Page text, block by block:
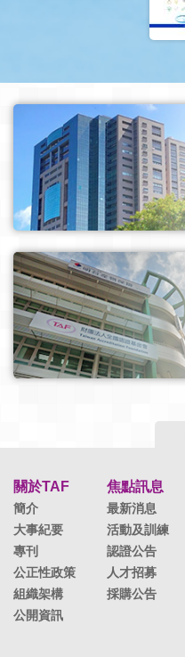
關於TAF
簡介
大事紀要
專刊
公正性政策
組織架構
公開資訊
焦點訊息
最新消息
活動及訓練
認證公告
人才招募
採購公告